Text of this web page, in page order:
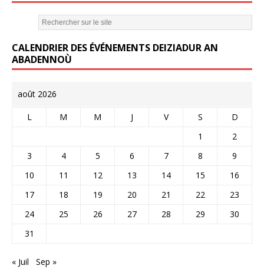
CALENDRIER DES ÉVÉNEMENTS DEIZIADUR AN
ABADENNOÙ
août 2026
L M M J V S
D
1
2
3
4 5 6 7 8
9
10
11 12 13 14 15
16
17
18 19 20 21 22
23
24
25 26 27 28 29
30
31
« Juil Sep »